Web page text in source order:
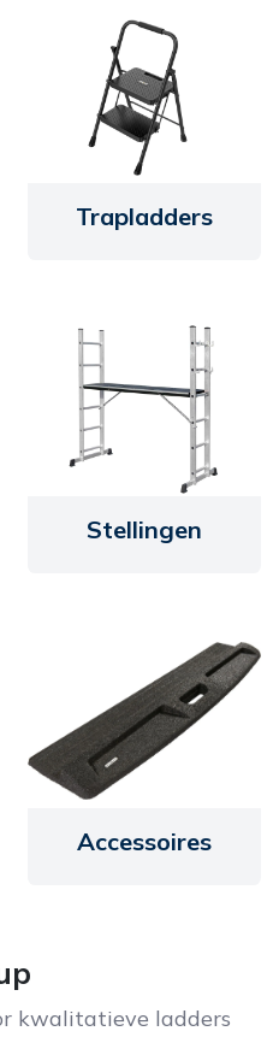
Trapladders
Stellingen
Accessoires
kwalitatieve ladders